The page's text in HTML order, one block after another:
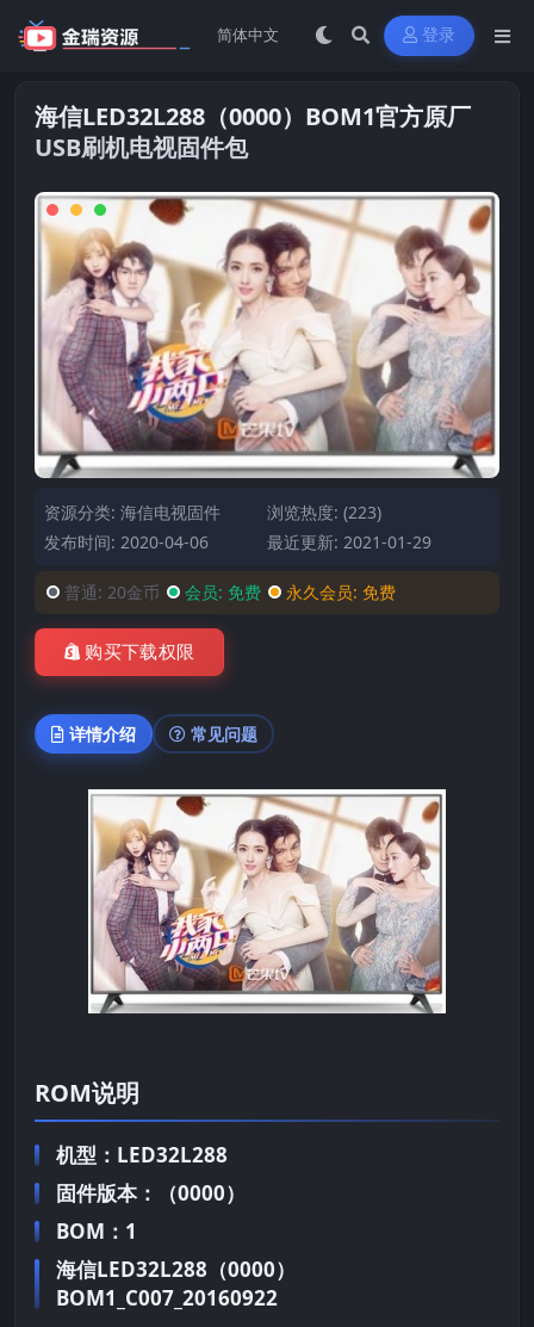
登录
海信LED32L288（0000）BOM1官方原厂
USB刷机电视固件包
资源分类: 海信电视固件
浏览热度: (223)
发布时间: 2020-04-06
最近更新: 2021-01-29
普通: 20金币 会员: 免费 永久会员: 免费
购买下载权限
详情介绍 常见问题
ROM说明
机型：LED32L288
固件版本：（0000）
BOM：1
海信LED32L288（0000）
BOM1_C007_20160922